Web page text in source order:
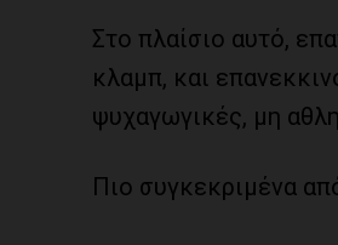
Στο πλαίσιο αυτό,
κλαμπ, και
ψυχαγωγικές, μη
Πιο συγκεκριμένα